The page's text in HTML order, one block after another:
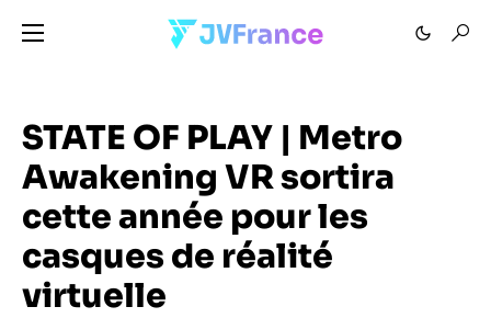
STATE OF PLAY | Metro
Awakening VR sortira
cette année pour les
casques de réalité
virtuelle